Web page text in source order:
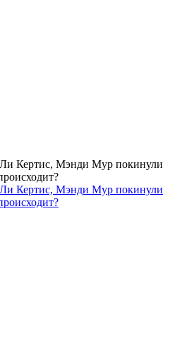
Кертис, Мэнди Мур покинули
Кертис, Мэнди Мур покинули